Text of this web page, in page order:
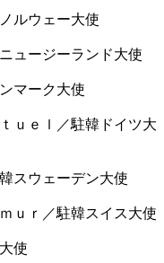
ルウェー大使
ュージーランド大使
マーク大使
ｕｅｌ／駐韓ドイツ大
スウェーデン大使
ｕｒ／駐韓スイス大使
使